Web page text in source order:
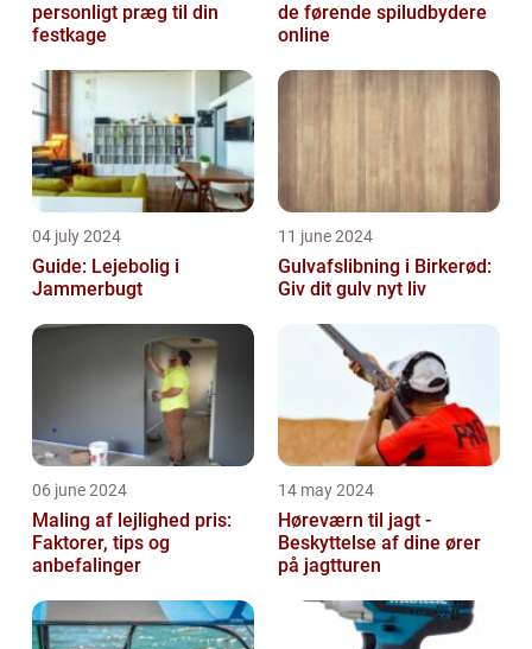
personligt præg til din
festkage
de førende spiludbydere
online
04 july 2024
Guide: Lejebolig i
Jammerbugt
11 june 2024
Gulvafslibning i Birkerød:
Giv dit gulv nyt liv
06 june 2024
Maling af lejlighed pris:
Faktorer, tips og
anbefalinger
14 may 2024
Høreværn til jagt -
Beskyttelse af dine ører
på jagtturen